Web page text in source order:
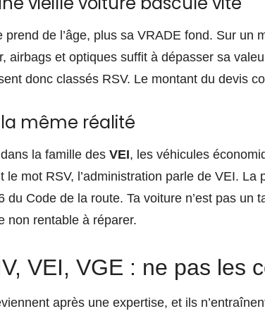
prend de l’âge, plus sa VRADE fond. Sur un
airbags et optiques suffit à dépasser sa
donc classés RSV. Le montant du devis
la même réalité
la famille des VEI, les véhicules
le mot RSV, l’administration parle de VEI.
du Code de la route. Ta voiture n’est pas un
non rentable à réparer.
VEI, VGE : ne pas les
après une expertise, et ils